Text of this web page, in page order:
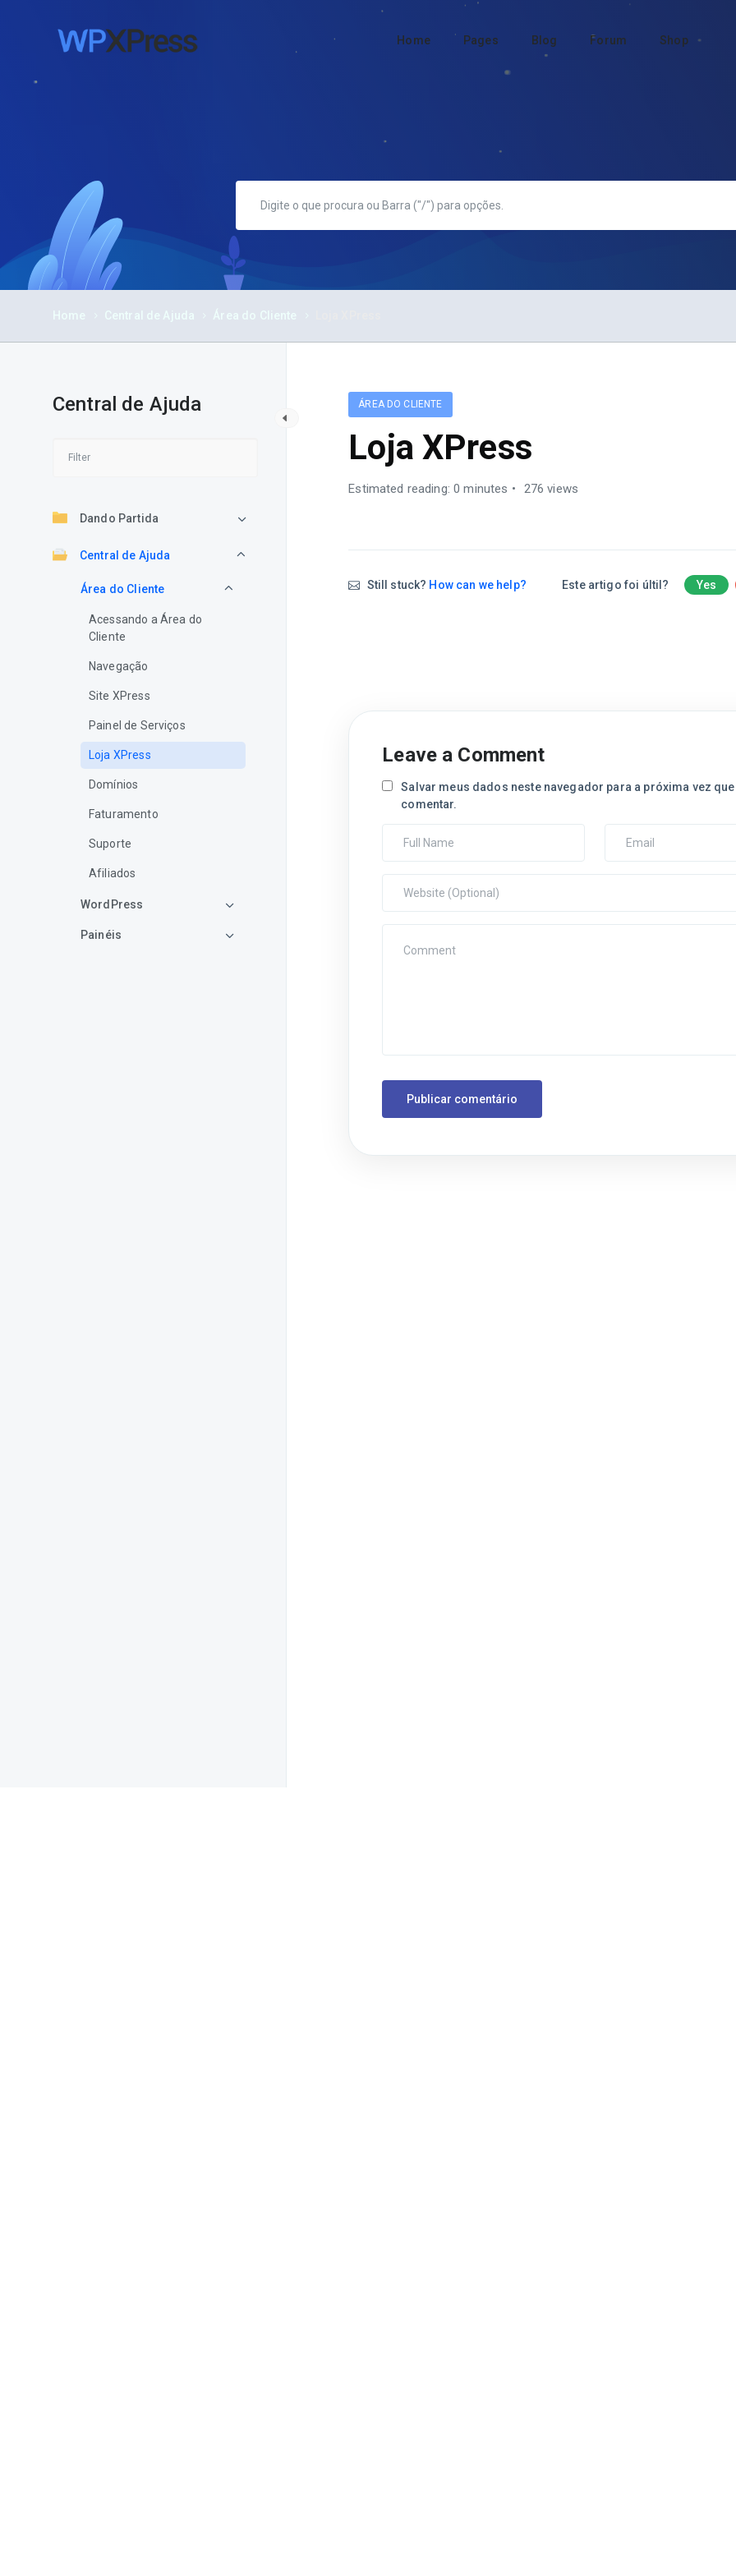
Home Pages Blog Forum Shop
Home Central de Ajuda Área do Cliente
Central de Ajuda
Dando Partida
Central de Ajuda
Área do Cliente
Acessando a Área do
Cliente
Navegação
Site XPress
Painel de Serviços
Loja XPress
Domínios
Faturamento
Suporte
Afiliados
WordPress
Painéis
ÁREA DO CLIENTE
Loja XPress
Estimated reading: 0 minutes 276 views
Still stuck? How can we help? Este artigo foi últil? Yes
Leave a Comment
Salvar meus dados neste navegador para a próxima vez que
comentar.